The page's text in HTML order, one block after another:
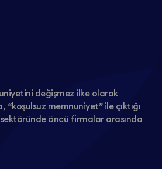
değişmez ilke olarak
memnuniyet” ile çıktığı
öncü firmalar arasında